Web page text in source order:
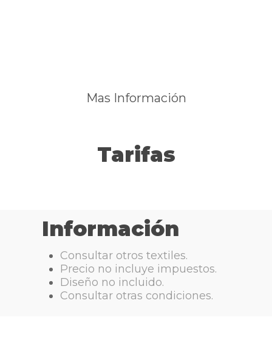
Mas Información
Tarifas
Información
Consultar otros textiles.
Precio no incluye impuestos.
Diseño no incluido.
Consultar otras condiciones.